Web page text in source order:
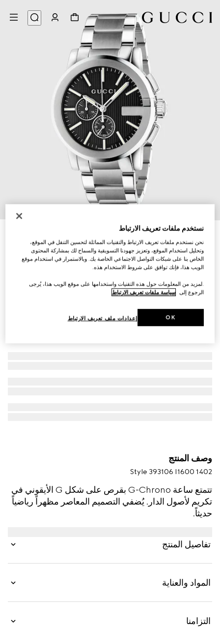
Virtual Try-On
ساعة G-Chrono، بقطر 44 مم
€ 2.385
وصف المنتج
Style ‎393106 I1600 1402
تتمتع ساعة G-Chrono بقرص على شكل G الأيقوني في
تكريم لأصول الدار. يُضفي التصميم المعاصر مظهراً رياضياً
حديثاً.
تفاصيل المنتج
المواد والعناية
التزامنا
نستخدم ملفات تعريف الارتباط
نحن نستخدم ملفات تعريف الارتباط والتقنيات المماثلة لتحسين التنقل في الموقع،
وتحليل استخدام الموقع، وتعزيز جهودنا التسويقية والسماح لك بمشاركة المحتوى
الخاص بنا على شبكات التواصل الاجتماعي الخاصة بك. وبالاستمرار في استخدام موقع
الويب هذا، فإنك توافق على شروط الاستخدام هذه.
.لمزيد من المعلومات حول هذه التقنيات واستخدامها على موقع الويب هذا، يُرجى
الرجوع إلى سياسة ملفات تعريف الارتباط
إعدادات ملف تعريف الارتباط OK